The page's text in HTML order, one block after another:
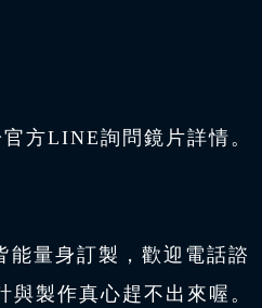
方LINE詢問鏡片詳情。
能量身訂製，歡迎電話諮
製作真心趕不出來喔。